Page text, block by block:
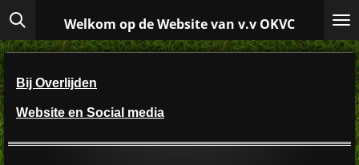
Ga
direct
naar
hoofdinhoud
Welkom op de Website van v.v OKVC
Bij Overlijden
Website en Social media